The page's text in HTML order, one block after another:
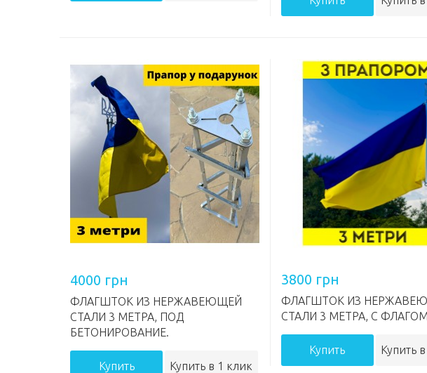
4000 грн
ФЛАГШТОК ИЗ НЕРЖАВЕЮЩЕЙ
СТАЛИ 3 МЕТРА, ПОД
БЕТОНИРОВАНИЕ.
Купить Купить в 1 клик
3800 грн
ФЛАГШТОК ИЗ
СТАЛИ 3 МЕТРА, С
Купить Купить